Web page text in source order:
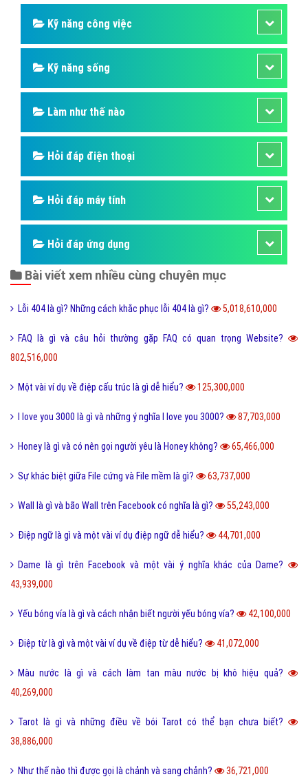
Kỹ năng công việc
Kỹ năng sống
Làm như thế nào
Hỏi đáp điện thoại
Hỏi đáp máy tính
Hỏi đáp ứng dụng
Bài viết xem nhiều cùng chuyên mục
Lỗi 404 là gì? Những cách khắc phục lỗi 404 là gì? 5,018,610,000
FAQ là gì và câu hỏi thường gặp FAQ có quan trọng Website?
802,516,000
Một vài ví dụ về điệp cấu trúc là gì dễ hiểu? 125,300,000
I love you 3000 là gì và những ý nghĩa I love you 3000? 87,703,000
Honey là gì và có nên gọi người yêu là Honey không? 65,466,000
Sự khác biệt giữa File cứng và File mềm là gì? 63,737,000
Wall là gì và bão Wall trên Facebook có nghĩa là gì? 55,243,000
Điệp ngữ là gì và một vài ví dụ điệp ngữ dễ hiểu? 44,701,000
Dame là gì trên Facebook và một vài ý nghĩa khác của Dame?
43,939,000
Yếu bóng vía là gì và cách nhận biết người yếu bóng vía? 42,100,000
Điệp từ là gì và một vài ví dụ về điệp từ dễ hiểu? 41,072,000
Màu nước là gì và cách làm tan màu nước bị khô hiệu quả?
40,269,000
Tarot là gì và những điều về bói Tarot có thể bạn chưa biết?
38,886,000
Như thế nào thì được gọi là chảnh và sang chảnh? 36,721,000